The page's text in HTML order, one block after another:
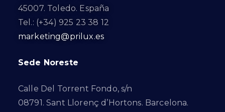
45007. Toledo. España
Tel.: (+34) 925 23 38 12
marketing@prilux.es
Sede Noreste
Calle Del Torrent Fondo, s/n
08791. Sant Llorenç d’Hortons. Barcelona.